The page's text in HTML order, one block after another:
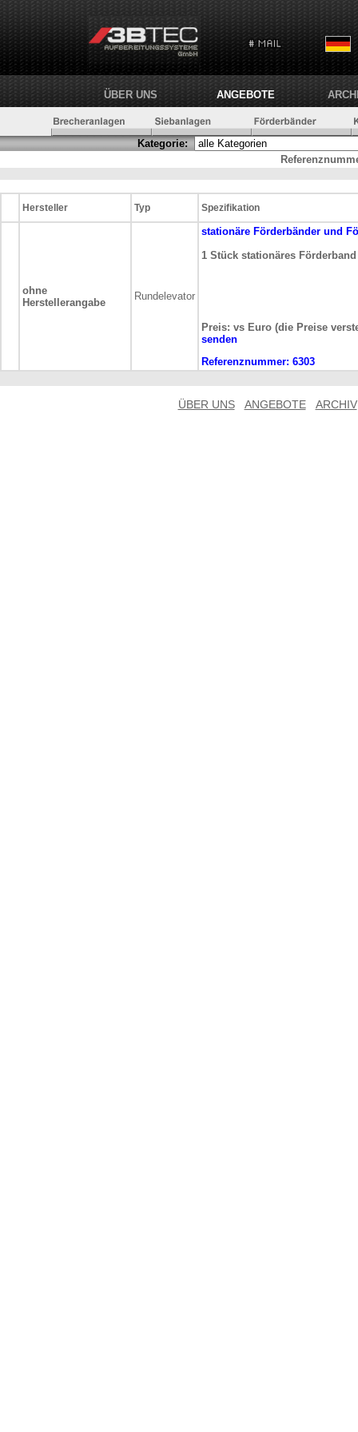
ÜBER UNS ANGEBOTE
Kategorie:
Hersteller Typ Spezifikation
ohne
Herstellerangabe
Rundelevator
stationäre Förderbänder und
1 Stück stationäres Förderband
Preis: vs Euro (die Preise
senden
Referenznummer: 6303
ÜBER UNS ANGEBOTE ARCHIV